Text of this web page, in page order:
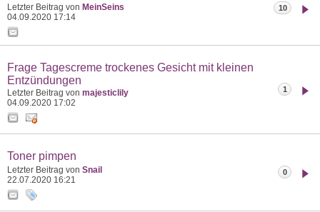
Letzter Beitrag von MeinSeins
04.09.2020 17:14
10
Frage Tagescreme trockenes Gesicht mit kleinen
Entzündungen
Letzter Beitrag von majesticlily
04.09.2020 17:02
1
Toner pimpen
Letzter Beitrag von Snail
22.07.2020 16:21
0